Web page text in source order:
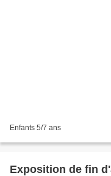
Enfants 5/7 ans
Exposition de fin